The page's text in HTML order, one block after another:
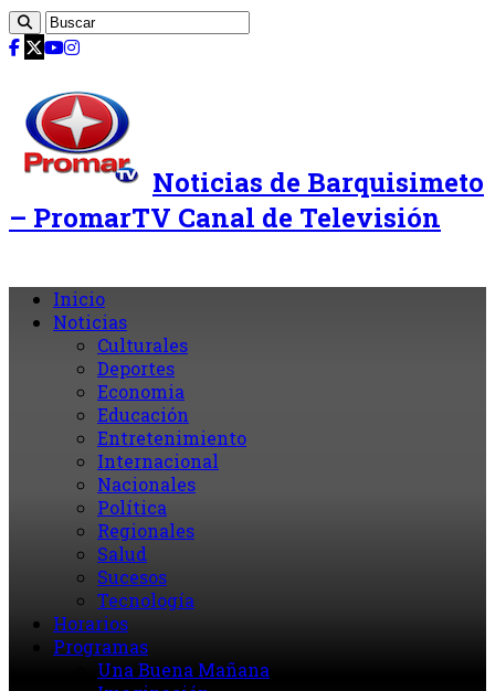
Noticias de Barquisimeto
– PromarTV Canal de Televisión
Inicio
Noticias
Culturales
Deportes
Economia
Educación
Entretenimiento
Internacional
Nacionales
Política
Regionales
Salud
Sucesos
Tecnología
Horarios
Programas
Una Buena Mañana